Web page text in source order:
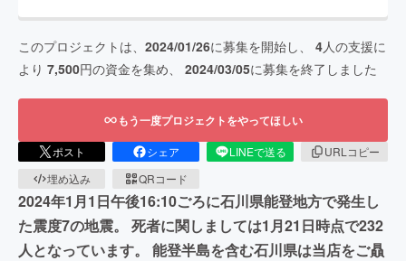
このプロジェクトは、 2024/01/26に募集を開始し、 4人の支援に
より 7,500円の資金を集め、 2024/03/05に募集を終了しました
もう一度プロジェクトをやってほしい
ポスト シェア LINEで送る
URLコピー
埋め込み
QRコード
2024年1月1日午後16:10ごろに石川県能登地方で発生し
た震度7の地震。 死者に関しましては1月21日時点で232
人となっています。 能登半島を含む石川県は当店をご贔